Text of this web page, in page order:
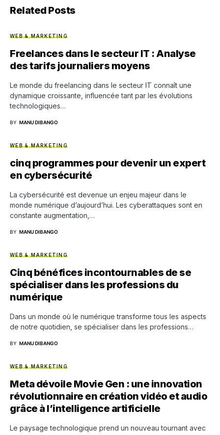
Related Posts
WEB & MARKETING
Freelances dans le secteur IT : Analyse
des tarifs journaliers moyens
Le monde du freelancing dans le secteur IT connaît une
dynamique croissante, influencée tant par les évolutions
technologiques…
BY MANU DIBANGO
WEB & MARKETING
cinq programmes pour devenir un expert
en cybersécurité
La cybersécurité est devenue un enjeu majeur dans le
monde numérique d’aujourd’hui. Les cyberattaques sont en
constante augmentation,…
BY MANU DIBANGO
WEB & MARKETING
Cinq bénéfices incontournables de se
spécialiser dans les professions du
numérique
Dans un monde où le numérique transforme tous les aspects
de notre quotidien, se spécialiser dans les professions…
BY MANU DIBANGO
WEB & MARKETING
Meta dévoile Movie Gen : une innovation
révolutionnaire en création vidéo et audio
grâce à l’intelligence artificielle
Le paysage technologique prend un nouveau tournant avec